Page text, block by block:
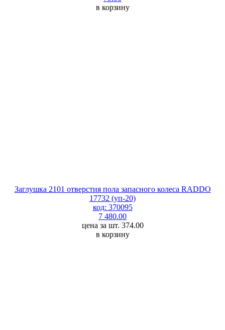
в корзину
Заглушка 2101 отверстия пола запасного колеса RADDO
17732 (уп-20)
код: 370095
7 480.00
цена за шт. 374.00
в корзину